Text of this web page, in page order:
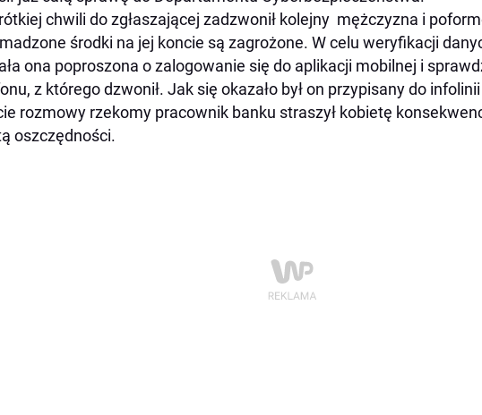
chwili do zgłaszającej zadzwonił kolejny mężczyzna i
środki na jej koncie są zagrożone. W celu weryfikacji
ona poproszona o zalogowanie się do aplikacji mobilnej i
z którego dzwonił. Jak się okazało był on przypisany do
rozmowy rzekomy pracownik banku straszył kobietę
oszczędności.